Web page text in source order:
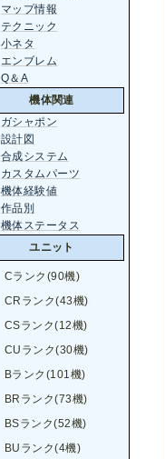
マップ情報
テクニック
小ネタ
エンブレム
Q＆A
機体関連
ガシャポン
設計図
合成システム
カスタムパーツ
機体経験値
作品別
機体ステータス
ユニット
Cランク(90機)
CRランク(43機)
CSランク(12機)
CUランク(30機)
Bランク(101機)
BRランク(73機)
BSランク(52機)
BUランク(4機)